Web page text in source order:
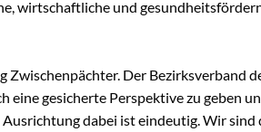
wirtschaftliche und
Zwischenpächter. Der Bezirksverband
gesicherte Perspektive zu geben
dabei ist eindeutig. Wir